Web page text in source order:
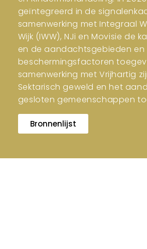
geïntegreerd in de
samenwerking met Integraal
Wijk (IWW), NJi en Movisie de
en de aandachtsgebieden en
beschermingsfactoren
samenwerking met Vrijhartig
Sektarisch geweld en het
gesloten gemeenschappen
Bronnenlijst